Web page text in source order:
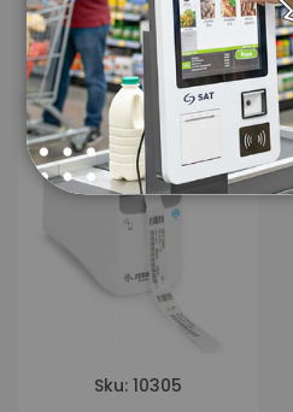
Impresora de Etiquetas Zebra ZT411 ZT41142-T410000Z
$9.086.364,00
Sku: 10305